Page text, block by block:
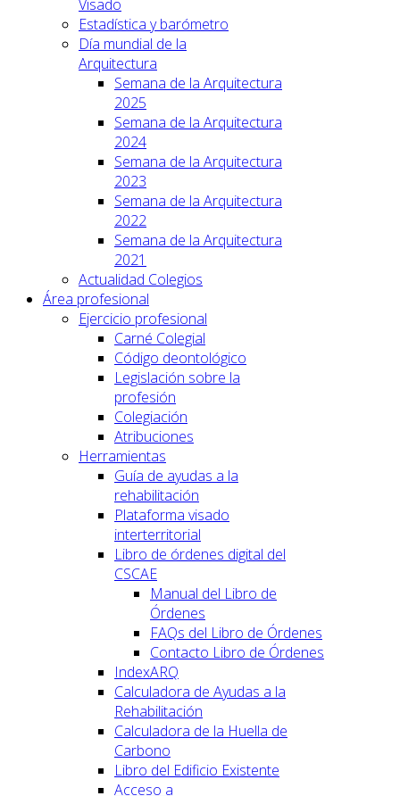
Visado
Estadística y barómetro
Día mundial de la
Arquitectura
Semana de la Arquitectura
2025
Semana de la Arquitectura
2024
Semana de la Arquitectura
2023
Semana de la Arquitectura
2022
Semana de la Arquitectura
2021
Actualidad Colegios
Área profesional
Ejercicio profesional
Carné Colegial
Código deontológico
Legislación sobre la
profesión
Colegiación
Atribuciones
Herramientas
Guía de ayudas a la
rehabilitación
Plataforma visado
interterritorial
Libro de órdenes digital del
CSCAE
Manual del Libro de
Órdenes
FAQs del Libro de Órdenes
Contacto Libro de Órdenes
IndexARQ
Calculadora de Ayudas a la
Rehabilitación
Calculadora de la Huella de
Carbono
Libro del Edificio Existente
Acceso a